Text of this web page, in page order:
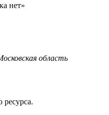
нет»
область
ресурса.